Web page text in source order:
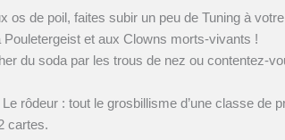
os de poil, faites subir un peu de Tuning à
et aux Clowns morts-vivants !
du soda par les trous de nez ou contentez-
rôdeur : tout le grosbillisme d’une classe de
cartes.